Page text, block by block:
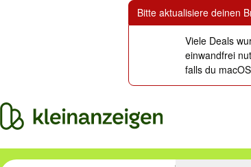
Bitte aktualisiere deinen
Viele Deals
einwandfrei
falls du